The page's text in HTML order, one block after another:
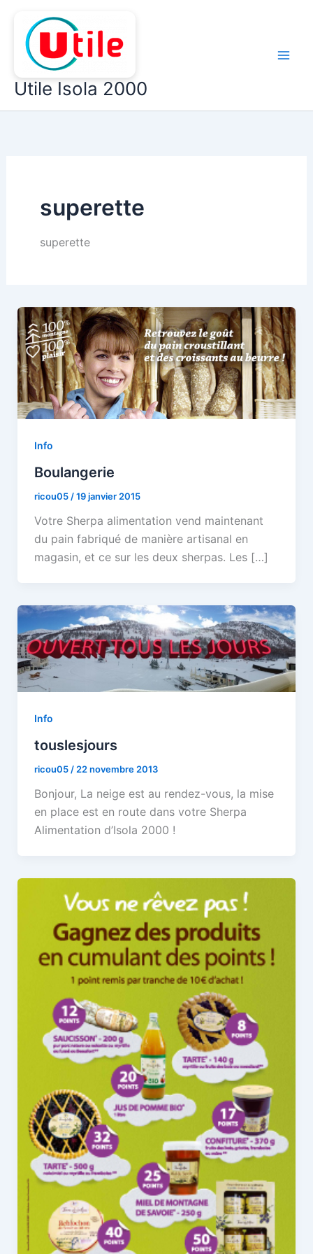
contenu
Utile Isola 2000
superette
superette
Info
Boulangerie
ricou05 /19 janvier 2015
Votre Sherpa alimentation vend maintenant
du pain fabriqué de manière artisanal en
magasin, et ce sur les deux sherpas. Les […]
Info
touslesjours
ricou05 / 22 novembre 2013
Bonjour, La neige est au rendez-vous, la mise
en place est en route dans votre Sherpa
Alimentation d’Isola 2000 !